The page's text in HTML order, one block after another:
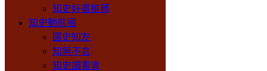
知史好書推薦
知史動態圈
國史知友
知無不言
知史讀書會